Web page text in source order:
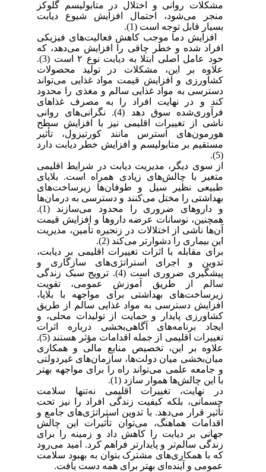
مشکلات روانی و اختلال در متابولیسم گلوکز
منجر می‌شود، احتمال افزایش شیوع دیابت
بسیار قابل توجه است(1)
.
افزایش دما موجب کاهش فعالیت‌های فیزیکی
افراد شده و خطر چاقی را افزایش می‌دهد، که
خود عامل اصلی ابتلا به دیابت نوع ۲ است
(3)
.
علاوه بر این، مشکلات در تولید محصولات
کشاورزی و افزایش قیمت مواد غذایی می‌تواند
دسترسی به مواد غذایی سالم و مغذی را محدود
کند و در نهایت افراد را به مصرف غذاهای
فرآوری‌شده سوق دهد
. نگرانی‌های روانی
ناشی از تغییرات اقلیمی نیز با افزایش سطح
هورمون‌های استرس مانند کورتیزول، تأثیر
مستقیم بر متابولیسم و افزایش خطر دیابت دارد
.
از سوی دیگر، مدیریت دیابت در شرایط اقلیمی
متغیر با چالش‌های زیادی همراه است. بلایای
طبیعی نظیر سیل و طوفان‌ها زیرساخت‌های
بهداشتی را مختل می‌کنند و دسترسی به درمان‌ها
و داروهای ضروری را محدود می‌سازند (1).
همچنین، نوسانات عرضه داروها و افزایش قیمت
آن‌ها ناشی از اختلالات در زنجیره تأمین، مدیریت
این بیماری را دشوارتر می‌کند (2).
برای مقابله با اثرات تغییرات اقلیمی بر دیابت،
تدوین و اجرای استراتژی‌های سازگاری و
پیشگیری ضروری است (4). ترویج سبک زندگی
سالم از طریق آموزش عمومی، تقویت
زیرساخت‌های بهداشتی برای مواجهه با بلایا،
افزایش دسترسی به مواد غذایی سالم از طریق
کشاورزی پایدار و حمایت از تولیدات محلی، و
ایجاد برنامه‌های آگاهی‌بخشی درباره اثرات
تغییرات اقلیمی از جمله اقدامات مؤثر هستند (5).
علاوه بر این، تخصیص منابع مالی و همکاری
میان‌بخشی میان دولت‌ها، سازمان‌های غیردولتی
و جامعه علمی می‌تواند راه را برای مواجهه بهتر
با این چالش‌ها هموار سازد (1).
در نهایت، تغییرات اقلیمی نه‌تنها سلامت
جسمانی، بلکه کیفیت زندگی افراد را نیز تحت
تأثیر قرار می‌دهد. با تدوین استراتژی‌های جامع و
اقدامات هماهنگ، می‌توان تأثیرات این چالش
جهانی بر دیابت را کاهش داد و زمینه را برای
زندگی سالم‌تر و پایدارتر فراهم کرد. امید می‌رود
که با همکاری‌های مشترک بتوان به بهبود سلامت
عمومی و آینده‌ای بهتر برای همه دست یافت.